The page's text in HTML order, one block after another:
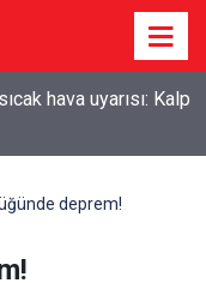
hava uyarısı: Kalp
deprem!